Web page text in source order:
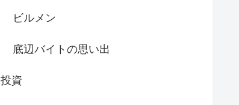
ビルメン
底辺バイトの思い出
投資